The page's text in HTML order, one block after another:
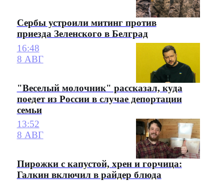
Сербы устроили митинг против
приезда Зеленского в Белград
16:48
8 АВГ
"Веселый молочник" рассказал, куда
поедет из России в случае депортации
семьи
13:52
8 АВГ
Пирожки с капустой, хрен и горчица:
Галкин включил в райдер блюда